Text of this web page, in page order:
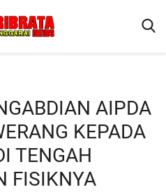
Waspada Cuaca
Waspada Cuaca
AIPDA
KEPADA
TENGAH
FISIKNYA